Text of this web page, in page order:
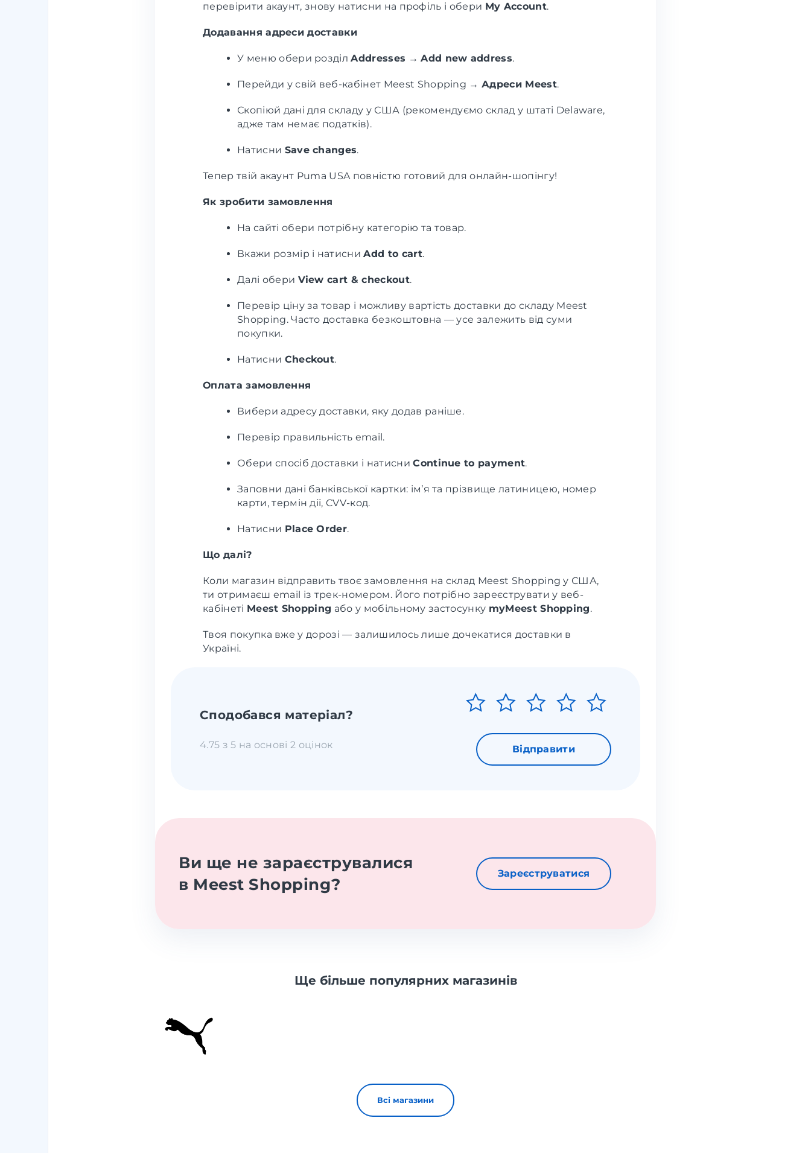
перевірити акаунт, знову натисни на профіль і обери My Account.
Додавання адреси доставки
У меню обери розділAddresses →Add new address.
Перейди у свій веб-кабінет Meest Shopping →Адреси Meest.
Скопіюй дані для складу у США (рекомендуємо склад у штаті Delaware,
адже там немає податків).
Натисни Save changes.
Тепер твій акаунт Puma USA повністю готовий для онлайн-шопінгу!
Як зробити замовлення
На сайті обери потрібну категорію та товар.
Вкажи розмір і натисниAdd to cart.
Далі обери View cart & checkout.
Перевір ціну за товар і можливу вартість доставки до складу Meest
Shopping. Часто доставка безкоштовна — усе залежить від суми
покупки.
Натисни Checkout.
Оплата замовлення
Вибери адресу доставки, яку додав раніше.
Перевір правильність email.
Обери спосіб доставки і натисниContinue to payment.
Заповни дані банківської картки: ім’я та прізвище латиницею, номер
карти, термін дії, CVV-код.
Натисни Place Order.
Що далі?
Коли магазин відправить твоє замовлення на склад Meest Shopping у США,
ти отримаєш email із трек-номером. Його потрібно зареєструвати у веб-
кабінеті Meest Shopping або у мобільному застосунку myMeest Shopping.
Твоя покупка вже у дорозі — залишилось лише дочекатися доставки в
Україні.
Сподобався матеріал?
4.75 з 5 на основі 2 оцінок Відправити
Ви ще не зараєструвалися
в Meest Shopping?
Зареєструватися
Ще більше популярних магазинів
Всі магазини